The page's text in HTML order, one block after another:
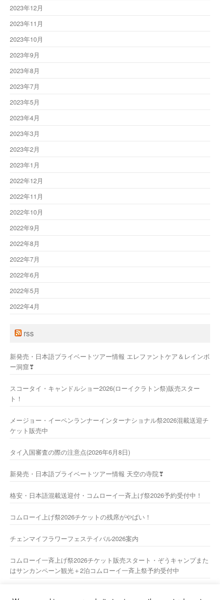
2023年12月
2023年11月
2023年10月
2023年9月
2023年8月
2023年7月
2023年5月
2023年4月
2023年3月
2023年2月
2023年1月
2022年12月
2022年11月
2022年10月
2022年9月
2022年8月
2022年7月
2022年6月
2022年5月
2022年4月
rss
新発売・日本語プライベートツアー情報 エレファントケア＆レインボ
ー洞窟❣
スコータイ・キャンドルショー2026(ローイクラトン祭)販売スター
ト！
メージョー・イーペンランナーインターナショナル祭2026混載送迎チ
ケット販売中
タイ入国審査の際の注意点(2026年6月8日)
新発売・日本語プライベートツアー情報 天空の寺院❣
格安・日本語混載送迎付・コムローイ一斉上げ祭2026予約受付中！
コムローイ上げ祭2026チケットの残席がやばい！
チェンマイフラワーフェステイバル2026案内
コムローイ一斉上げ祭2026チケット販売スタート・ぞうキャンプまた
はサンカンペーン観光＋2泊コムローイ一斉上祭予約受付中